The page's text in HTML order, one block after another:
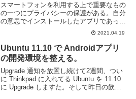
スマートフォンを利用する上で重要なもの
の一つにプライバシーの保護がある。自分
の意思でインストールしたアプリであって
も、意図しないタイミングで勝手に位置情
報やカメラ・マイクなどを起動して自由に
データを取得していいというわけではな
い。Andro...
2021.04.19
Ubuntu 11.10 で Androidアプリ
の開発環境を整える。
Upgrade 通知を放置し続けて2週間、つい
に Thinkpad に入れてる Ubuntu を 11.10
に Upgrade しますた。そして昨日の飲み